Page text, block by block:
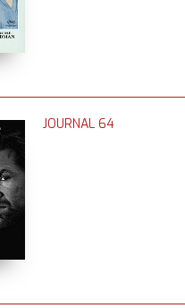
JOURNAL 64